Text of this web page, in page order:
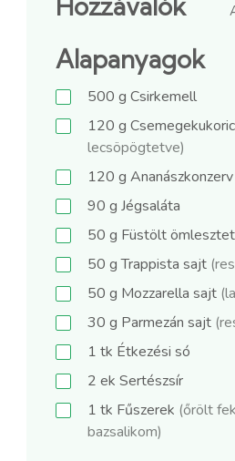
Hozzávalók
Alapanyagok
500 g Csirkemell
120 g
lecsöpögtetve)
120 g Ananászkonzerv
90 g Jégsaláta
50 g Füstölt
50 gTrappista sajt
50 g Mozzarella sajt
30 g Parmezán sajt
1 tk Étkezési só
2 ek Sertészsír
1 tk Fűszerek (őrölt
bazsalikom)